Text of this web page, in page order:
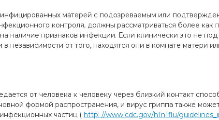
матерей с подозреваемым или
контроля, должны рассматриваться более
наличие признаков инфекции. Если клинически это не
независимости от того, находятся они в комнате матери
от человека к человеку через близкий контакт
формой распространения, и вирус гриппа также
частиц ( http: //www.cdc.gov/h1n1flu/